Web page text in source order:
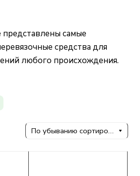
самые
средства для
любого происхождения.
По убыванию сортировки